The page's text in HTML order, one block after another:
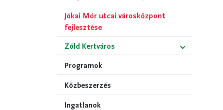
Jókai Mór utcai városközpont
fejlesztése
Zöld Kertváros
Programok
Közbeszerzés
Ingatlanok